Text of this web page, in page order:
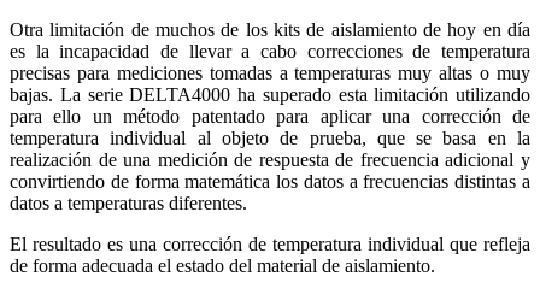
Otra limitación de muchos de los kits de aislamiento de hoy en día
es la incapacidad de llevar a cabo correcciones de temperatura
precisas para mediciones tomadas a temperaturas muy altas o muy
bajas. La serie DELTA4000 ha superado esta limitación utilizando
para ello un método patentado para aplicar una corrección de
temperatura individual al objeto de prueba, que se basa en la
realización de una medición de respuesta de frecuencia adicional y
convirtiendo de forma matemática los datos a frecuencias distintas a
datos a temperaturas diferentes.
El resultado es una corrección de temperatura individual que refleja
de forma adecuada el estado del material de aislamiento.